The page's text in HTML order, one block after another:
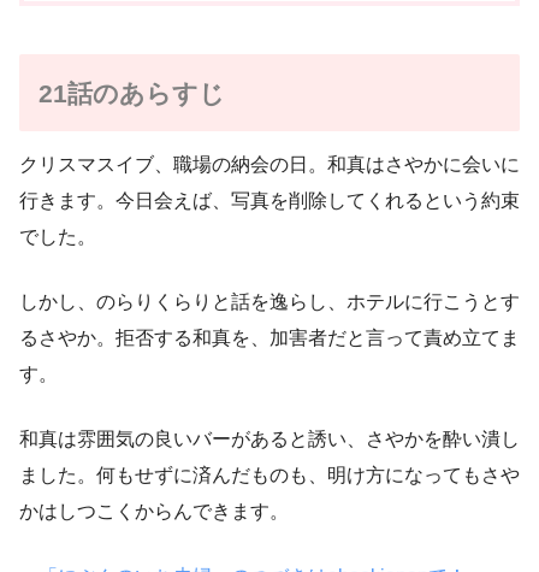
21話のあらすじ
クリスマスイブ、職場の納会の日。和真はさやかに会いに
行きます。今日会えば、写真を削除してくれるという約束
でした。
しかし、のらりくらりと話を逸らし、ホテルに行こうとす
るさやか。拒否する和真を、加害者だと言って責め立てま
す。
和真は雰囲気の良いバーがあると誘い、さやかを酔い潰し
ました。何もせずに済んだものも、明け方になってもさや
かはしつこくからんできます。